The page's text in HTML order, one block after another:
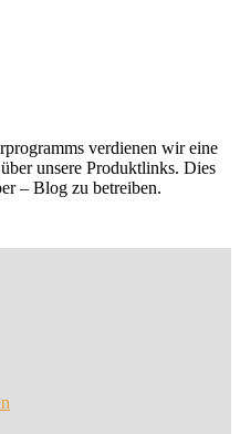
verdienen wir eine
unsere Produktlinks. Dies
– Blog zu betreiben.